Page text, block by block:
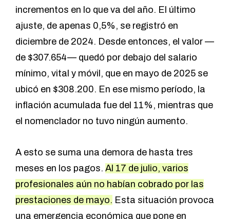
incrementos en lo que va del año. El último
ajuste, de apenas 0,5%, se registró en
diciembre de 2024. Desde entonces, el valor —
de $307.654— quedó por debajo del salario
mínimo, vital y móvil, que en mayo de 2025 se
ubicó en $308.200. En ese mismo período, la
inflación acumulada fue del 11%, mientras que
el nomenclador no tuvo ningún aumento.
A esto se suma una demora de hasta tres
meses en los pagos. Al 17 de julio, varios
profesionales aún no habían cobrado por las
prestaciones de mayo. Esta situación provoca
una emergencia económica que pone en